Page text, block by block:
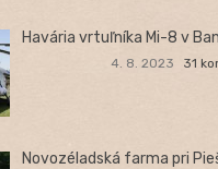
Havária vrtuľníka Mi-8 v
4. 8. 2023 31
Novozéladská farma pri